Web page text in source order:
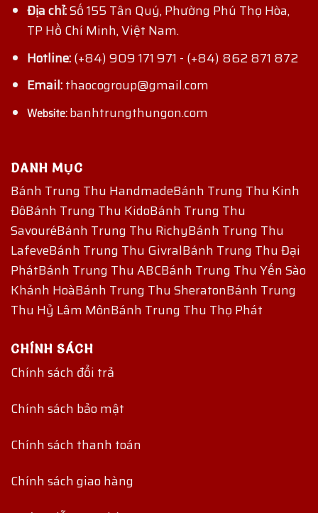
Địa chỉ:Số 155 Tân Quý, Phường Phú Thọ Hòa,
TP Hồ Chí Minh, Việt Nam.
Hotline:(+84) 909 171 971 - (+84) 862 871 872
Email:thaocogroup@gmail.com
Website:banhtrungthungon.com
DANH MỤC
Bánh Trung Thu HandmadeBánh Trung Thu Kinh
ĐôBánh Trung Thu KidoBánh Trung Thu
SavouréBánh Trung Thu RichyBánh Trung Thu
LafeveBánh Trung Thu GivralBánh Trung Thu Đại
PhátBánh Trung Thu ABCBánh Trung Thu Yến Sào
Khánh HoàBánh Trung Thu SheratonBánh Trung
Thu Hỷ Lâm MônBánh Trung Thu Thọ Phát
CHÍNH SÁCH
Chính sách đổi trả
Chính sách bảo mật
Chính sách thanh toán
Chính sách giao hàng